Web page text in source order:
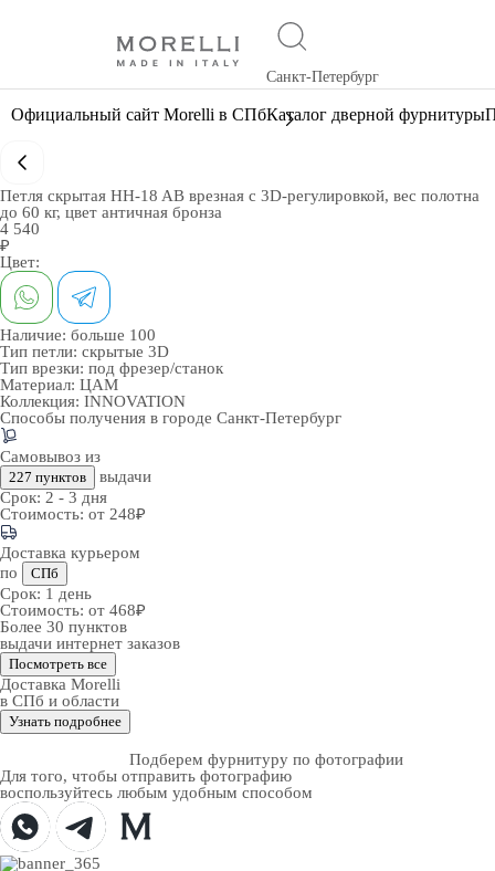
Санкт-Петербург
Официальный сайт Morelli в СПбКаталог дверной фурнитуры
Петля скрытая HH-18 AB врезная с 3D-регулировкой, вес полотна
до 60 кг, цвет античная бронза
4 540
₽
Цвет:
Наличие: больше 100
Тип петли: скрытые 3D
Тип врезки: под фрезер/станок
Материал: ЦАМ
Коллекция: INNOVATION
Способы получения в городе Санкт-Петербург
Самовывоз из
227 пунктов
выдачи
Срок: 2 - 3 дня
Стоимость: от 248₽
Доставка курьером
по
СПб
Срок: 1 день
Стоимость: от 468₽
Более 30 пунктов
выдачи интернет заказов
Посмотреть все
Доставка Morelli
в СПб и области
Узнать подробнее
Подберем фурнитуру по фотографии
Для того, чтобы отправить фотографию
воспользуйтесь любым удобным способом